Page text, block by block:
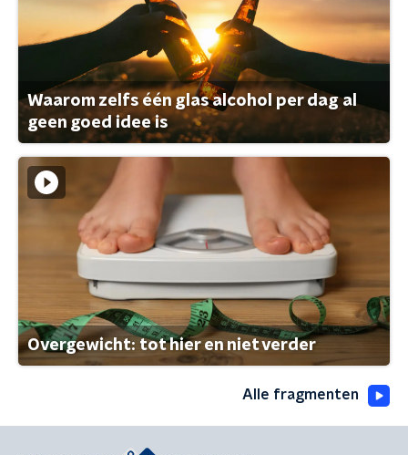
Waarom zelfs één glas alcohol per dag al
geen goed idee is
Overgewicht: tot hier en niet verder
Alle fragmenten